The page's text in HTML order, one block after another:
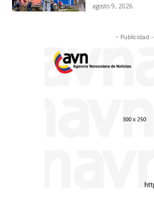
agosto 9, 2026
- Publicidad -